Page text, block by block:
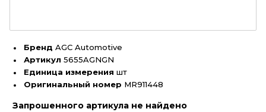
Бренд AGC Automotive
Артикул 5655AGNGN
Единица измерения шт
Оригинальный номер MR911448
Запрошенного артикула не найдено